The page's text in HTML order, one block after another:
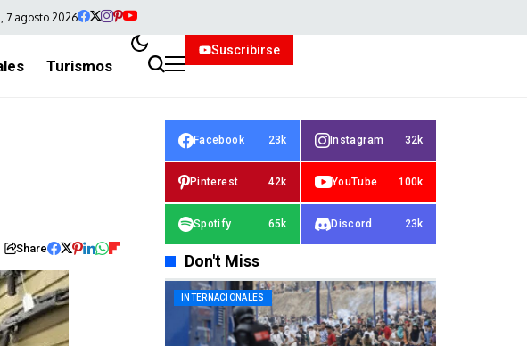
7 agosto 2026
Turismos
Suscribirse
Share
Facebook 23k Instagram 32k
Pinterest 42k YouTube 100k
Spotify 65k Discord 23k
Don't Miss
INTERNACIONALES